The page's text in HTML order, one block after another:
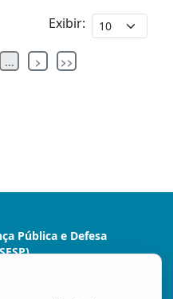
Exibir:
... > >>
Pública e Defesa
de Moraes, nº 2355 -